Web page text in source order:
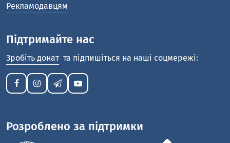
Рекламодавцям
Підтримайте нас
Зробіть донат та підпишіться на наші соцмережі:
Розроблено за підтримки